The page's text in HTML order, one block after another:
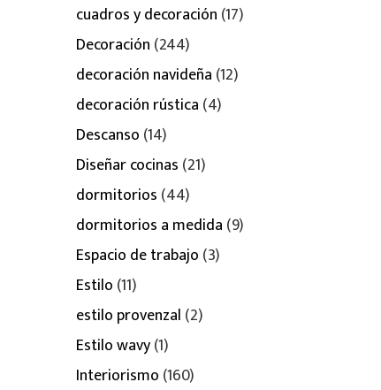
cuadros y decoración (17)
Decoración (244)
decoración navideña (12)
decoración rústica (4)
Descanso (14)
Diseñar cocinas (21)
dormitorios (44)
dormitorios a medida (9)
Espacio de trabajo (3)
Estilo (11)
estilo provenzal (2)
Estilo wavy(1)
Interiorismo (160)